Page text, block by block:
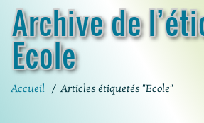
Archive de
Ecole
Accueil / Articles étiquetés "Ecole"